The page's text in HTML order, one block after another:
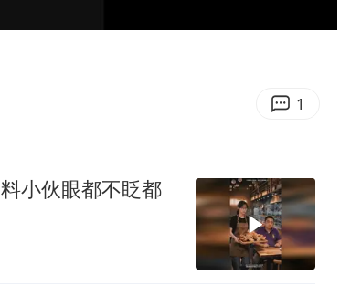
请求
镇
1
小伙眼都不眨都